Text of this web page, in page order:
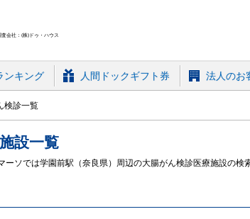
会社：(株)ドゥ・ハウス
ンキング 人間ドックギフト券 法人のお
検診一覧
設一覧
ソでは学園前駅（奈良県）周辺の大腸がん検診医療施設の検